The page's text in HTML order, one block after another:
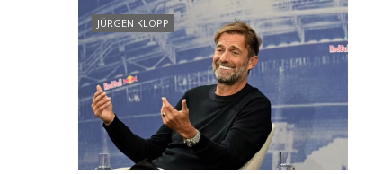
JÜRGEN KLOPP